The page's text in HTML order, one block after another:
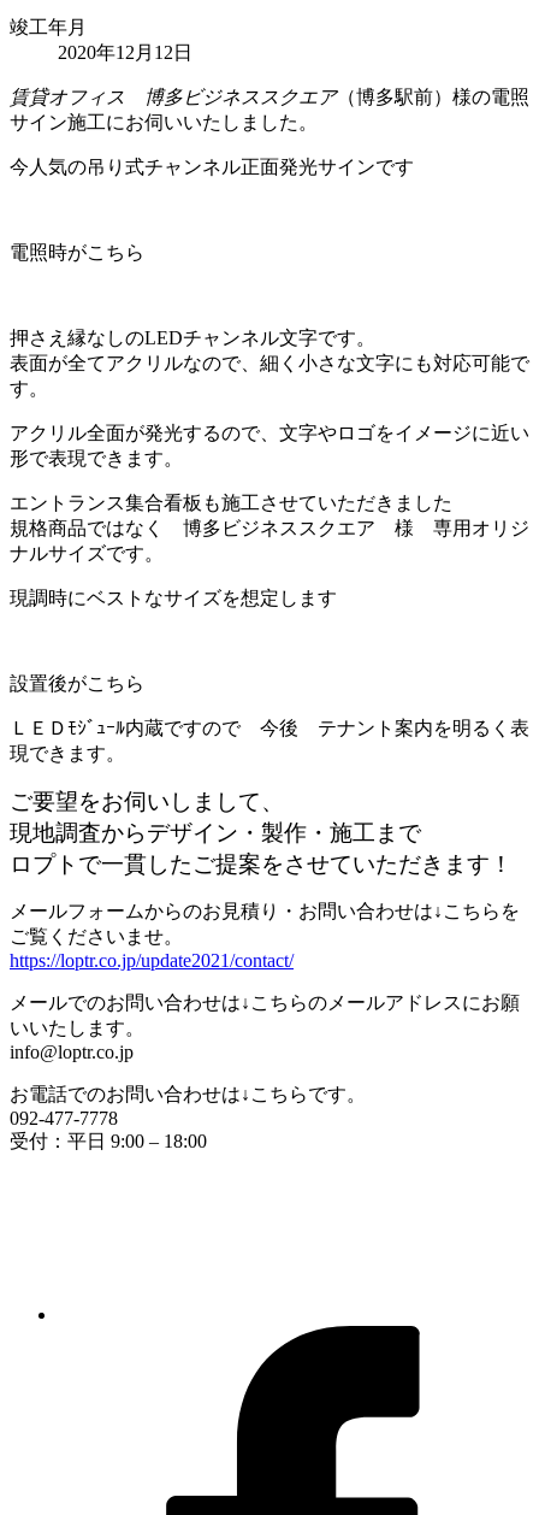
竣工年月
2020年12月12日
賃貸オフィス 博多ビジネススクエア（博多駅前）様の電照
サイン施工にお伺いいたしました。
今人気の吊り式チャンネル正面発光サインです
電照時がこちら
押さえ縁なしのLEDチャンネル文字です。
表面が全てアクリルなので、細く小さな文字にも対応可能で
す。
アクリル全面が発光するので、文字やロゴをイメージに近い
形で表現できます。
エントランス集合看板も施工させていただきました
規格商品ではなく 博多ビジネススクエア 様 専用オリジ
ナルサイズです。
現調時にベストなサイズを想定します
設置後がこちら
ＬＥＤﾓｼﾞｭｰﾙ内蔵ですので 今後 テナント案内を明るく表
現できます。
ご要望をお伺いしまして、
現地調査からデザイン・製作・施工まで
ロプトで一貫したご提案をさせていただきます！
メールフォームからのお見積り・お問い合わせは↓こちらを
ご覧くださいませ。
https://loptr.co.jp/update2021/contact/
メールでのお問い合わせは↓こちらのメールアドレスにお願
いいたします。
info@loptr.co.jp
お電話でのお問い合わせは↓こちらです。
092-477-7778
受付：平日 9:00 – 18:00